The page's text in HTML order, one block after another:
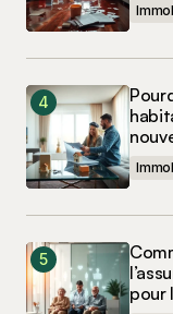
pour